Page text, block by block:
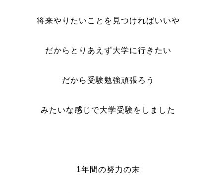
将来やりたいことを見つければいいや
だからとりあえず大学に行きたい
だから受験勉強頑張ろう
みたいな感じで大学受験をしました
1年間の努力の末